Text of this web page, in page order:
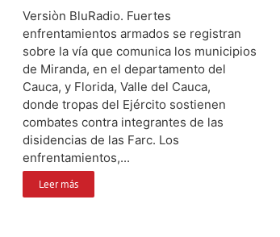
Versiòn BluRadio. Fuertes
enfrentamientos armados se registran
sobre la vía que comunica los municipios
de Miranda, en el departamento del
Cauca, y Florida, Valle del Cauca,
donde tropas del Ejército sostienen
combates contra integrantes de las
disidencias de las Farc. Los
enfrentamientos,...
Leer más